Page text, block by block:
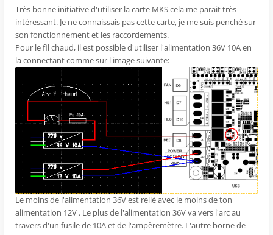
Très bonne initiative d'utiliser la carte MKS cela me parait très
intéressant. Je ne connaissais pas cette carte, je me suis penché sur
son fonctionnement et les raccordements.
Pour le fil chaud, il est possible d'utiliser l'alimentation 36V 10A en
la connectant comme sur l'image suivante:
Le moins de l'alimentation 36V est relié avec le moins de ton
alimentation 12V . Le plus de l'alimentation 36V va vers l'arc au
travers d'un fusile de 10A et de l'ampèremètre. L'autre borne de